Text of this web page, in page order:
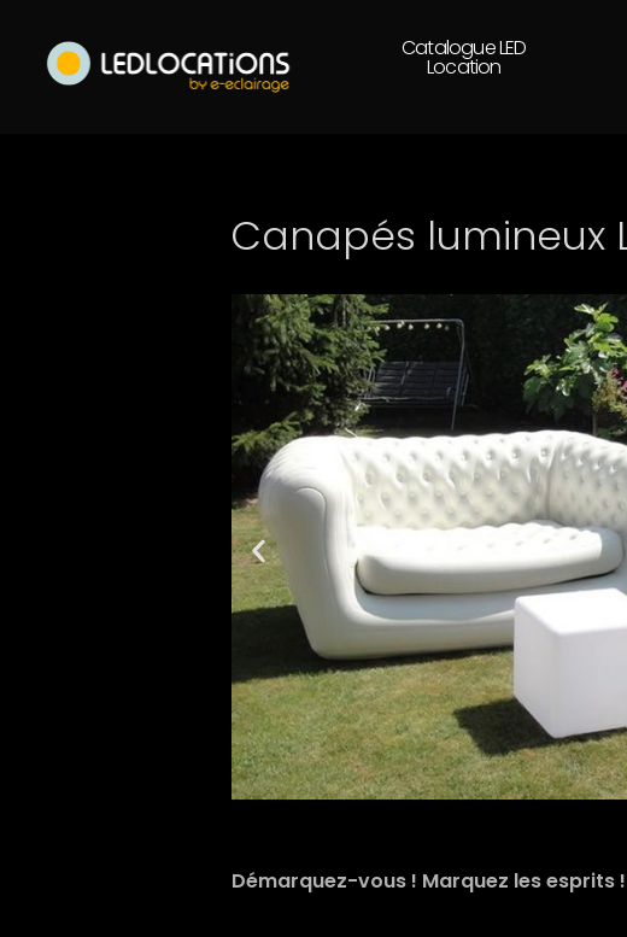
Catalogue LED
Location
Canapés lumineux
Démarquez-vous ! Marquez les esprits !